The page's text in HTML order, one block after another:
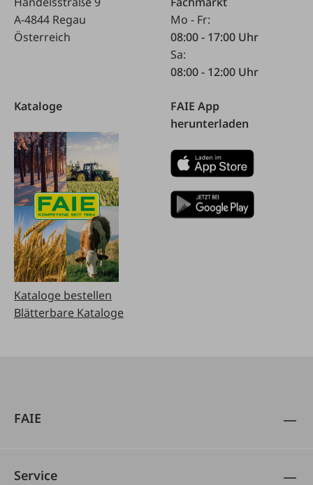
A-4844 Regau
Österreich
Mo - Fr:
08:00 - 17:00 Uhr
Sa:
08:00 - 12:00 Uhr
Kataloge
Kataloge bestellen
Blätterbare Kataloge
FAIE App
herunterladen
FAIE
Service